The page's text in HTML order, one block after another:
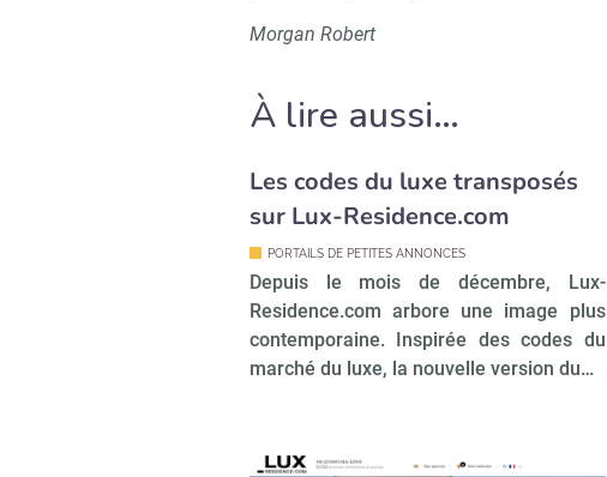
Morgan Robert
À lire aussi…
Les codes du luxe transposés
sur Lux-Residence.com
PORTAILS DE PETITES ANNONCES
Depuis le mois de décembre, Lux-
Residence.com arbore une image plus
contemporaine. Inspirée des codes du
marché du luxe, la nouvelle version du…